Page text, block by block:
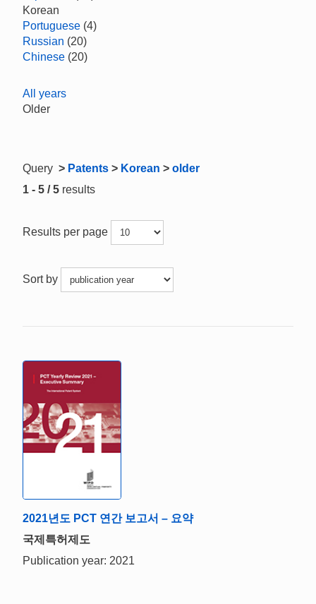
Korean
Portuguese (4)
Russian (20)
Chinese (20)
All years
Older
Query > Patents > Korean > older
1 - 5 / 5 results
Results per page
Sort by
2021년도 PCT 연간 보고서 – 요약
국제특허제도
Publication year: 2021